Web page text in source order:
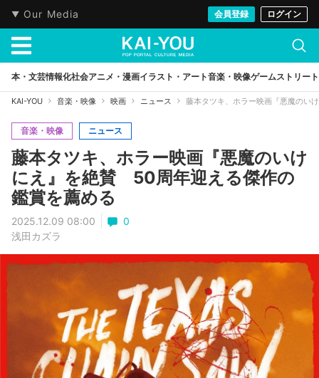
Our Media 会員登録 ログイン
本・文芸情報化社会アニメ・漫画イラスト・アート音楽・映像ゲームストリート
KAI-YOU 音楽・映像 映画 ニュース 藤本タツキ、ホラー映画『悪魔のい
音楽・映像 ニュース
藤本タツキ、ホラー映画『悪魔のいけ
にえ』を絶賛 50周年迎える傑作の
鑑賞を薦める
2025.12.09 08:00
0
浅田カズラ